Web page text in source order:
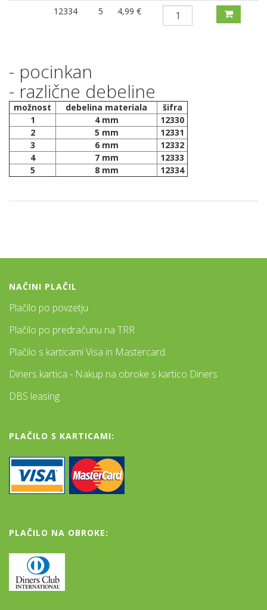
12334 5 4,99 €
- pocinkan
- različne debeline
možnost debelina materiala
šifra
1
4 mm
12330
2
5 mm
12331
3
6 mm
12332
4
7 mm
12333
5
8 mm 12334
NAČINI PLAČIL
Plačilo po povzetju
Plačilo po predračunu na TRR
Plačilo s karticami Visa in Mastercard.
Diners kartica - Nakup na obroke s kartico Diners
DBS leasing
PLAČILO S KARTICAMI:
PLAČILO NA OBROKE: